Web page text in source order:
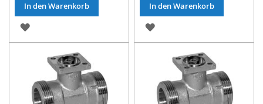
In den Warenkorb
ZUR
WUNSCHLISTE
HINZUFÜGEN
In den Warenkorb
ZUR
WUNSCHLISTE
HINZUFÜGEN